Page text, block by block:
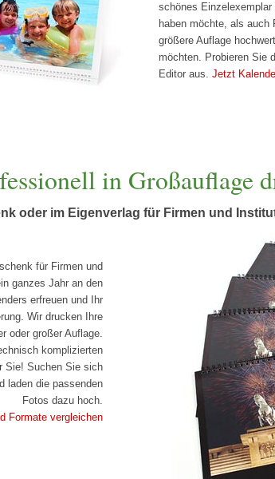
schönes
haben möchte, als auch
größere Auflage
möchten. Probieren Sie
Editor aus. Jetzt
in Großauflage
oder im Eigenverlag für Firmen und
für Firmen und
ganzes Jahr an den
erfreuen und Ihr
Wir drucken Ihre
oder großer Auflage.
komplizierten
Sie! Suchen Sie sich
laden die passenden
Fotos dazu hoch.
Formate vergleichen